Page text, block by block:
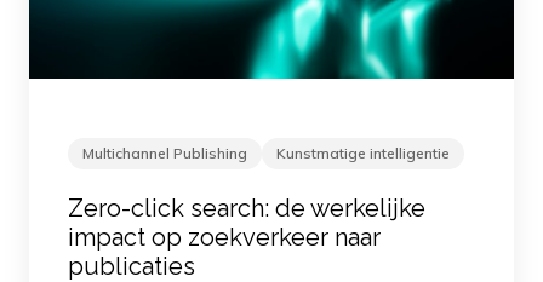
Multichannel Publishing Kunstmatige intelligentie
Zero-click search: de werkelijke
impact op zoekverkeer naar
publicaties